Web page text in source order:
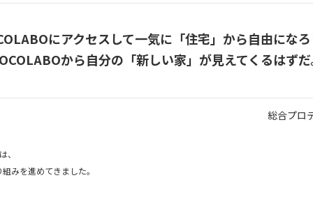
にアクセスして一気に「住宅」から自由にな
から自分の「新しい家」が見えてくるはず
総合プ
、
みを進めてきました。